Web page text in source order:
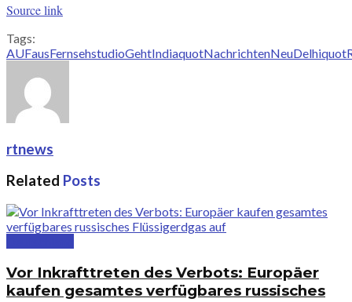
Source link
Tags:
AUFausFernsehstudioGehtIndiaquotNachrichtenNeuDelhi
rtnews
Related Posts
Vor Inkrafttreten des Verbots: Europäer
kaufen gesamtes verfügbares russisches